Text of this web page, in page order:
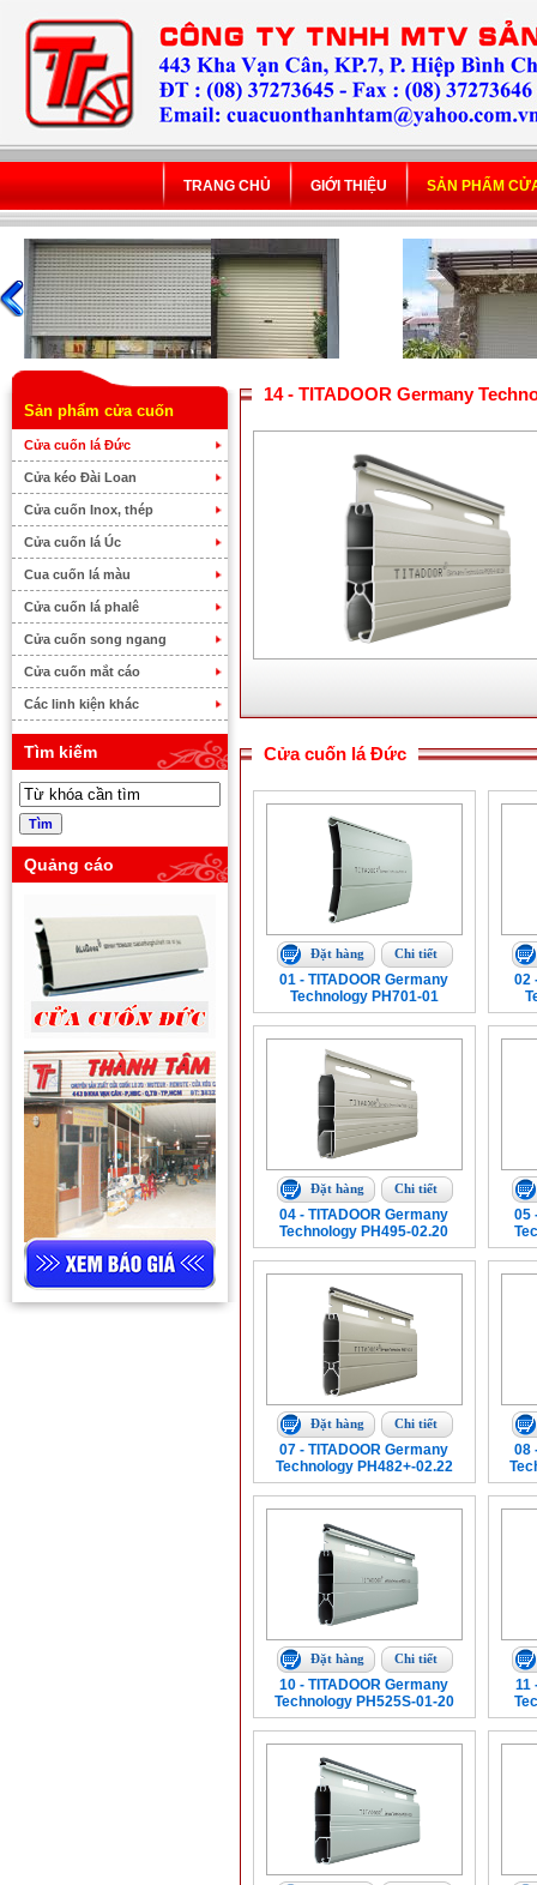
TRANG CHỦ GIỚI THIỆU SẢN PHẨM
Sản phẩm cửa cuốn
Cửa cuốn lá Đức
Cửa kéo Đài Loan
Cửa cuốn Inox, thép
Cửa cuốn lá Úc
Cua cuốn lá màu
Cửa cuốn lá phalê
Cửa cuốn song ngang
Cửa cuốn mắt cáo
Các linh kiện khác
Tìm kiếm
Quảng cáo
14 - TITADOOR Germany
Cửa cuốn lá Đức
Đặt hàng Chi tiết
01 - TITADOOR Germany
Technology PH701-01
02
Đặt hàng Chi tiết
04 - TITADOOR Germany
Technology PH495-02.20
05
Đặt hàng Chi tiết
07 - TITADOOR Germany
Technology PH482+-02.22
08
Đặt hàng Chi tiết
10 - TITADOOR Germany
Technology PH525S-01-20
11